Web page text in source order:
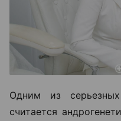
Одним из
считается